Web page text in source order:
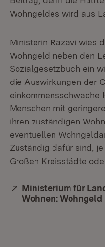
Wohngeldes wird aus
Ministerin Razavi wies
Wohngeld neben den
Sozialgesetzbuch ein
die Auswirkungen der
einkommensschwache
Menschen mit
ihren zuständigen
eventuellen
Zuständig dafür sind,
Großen Kreisstädte
Extern:
Ministerium für
Wohnen: Wohngeld